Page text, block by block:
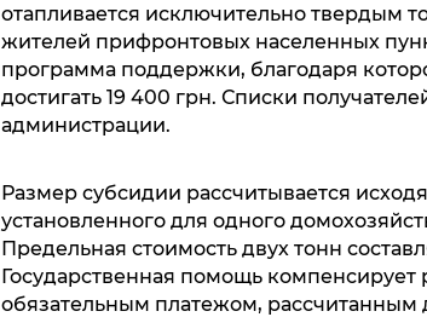
отапливается исключительно твердым
жителей прифронтовых населенных
программа поддержки, благодаря
достигать 19 400 грн. Списки
администрации.
Размер субсидии рассчитывается
установленного для одного
Предельная стоимость двух тонн
Государственная помощь
обязательным платежом, рассчитанным